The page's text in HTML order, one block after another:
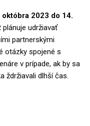
2023 do 14.
plánuje udržiavať
partnerskými
otázky spojené s
v prípade, ak by sa
ždržiavali dlhší čas.